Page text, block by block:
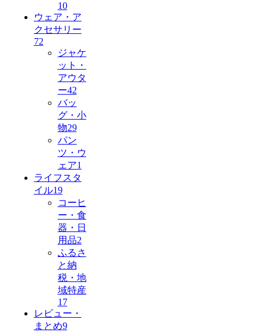
10
ウェア・ア
クセサリー
72
ジャケ
ット・
アウタ
ー42
バッ
グ・小
物29
パン
ツ・ウ
ェア1
ライフスタ
イル19
コーヒ
ー・食
器・日
用品2
ふるさ
と納
税・地
域特産
17
レビュー・
まとめ9